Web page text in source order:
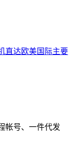
直达欧美国际主要
帐号、一件代发